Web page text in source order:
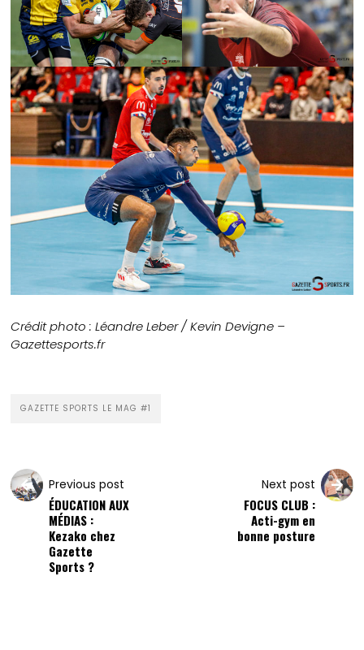
Crédit photo : Léandre Leber / Kevin Devigne –
Gazettesports.fr
GAZETTE SPORTS LE MAG #1
Previous post
ÉDUCATION AUX
MÉDIAS :
Kezako chez
Gazette
Sports ?
Next post
FOCUS CLUB :
Acti-gym en
bonne posture